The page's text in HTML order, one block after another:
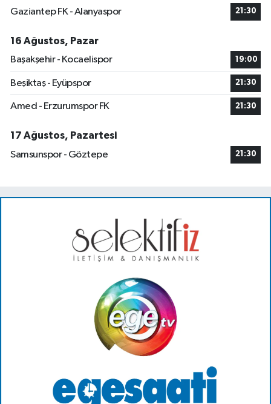
Gaziantep FK - Alanyaspor 21:30
16 Ağustos, Pazar
Başakşehir - Kocaelispor
19:00
Beşiktaş - Eyüpspor 21:30
Amed - Erzurumspor FK 21:30
17 Ağustos, Pazartesi
Samsunspor - Göztepe
21:30